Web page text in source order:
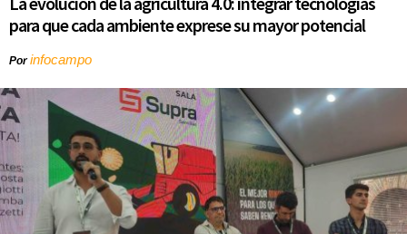
para que cada ambiente exprese su mayor potencial
Porinfocampo